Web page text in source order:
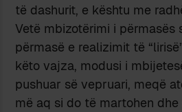
të dashurit, e kështu me
Vetë mbizotërimi i përmasës
përmasë e realizimit të
këto vajza, modusi i
pushuar së vepruari, meqë
më aq si do të martohen